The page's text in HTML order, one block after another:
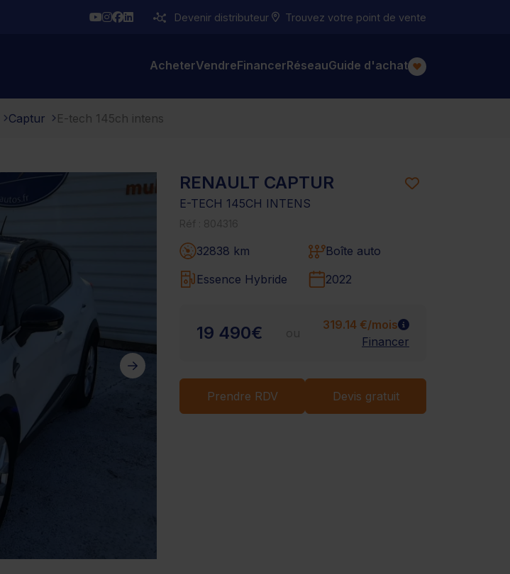
YouTube
Instagram
Facebook
LinkedinDevenir distributeur Trouvez votre point de vente
AcheterVendreFinancerRéseauGuide d'achat
Captur E-tech 145ch intens
RENAULT CAPTUR
E-TECH 145CH INTENS
32838 km
Boîte auto
Essence Hybride
2022
19 490€
319.14 €/mois
Financer
Prendre RDV Devis gratuit Chargement...